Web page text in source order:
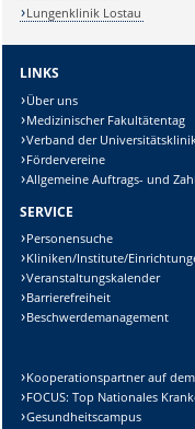
Lungenklinik Lostau
LINKS
Über uns
Medizinischer Fakultätentag
Verband der
Fördervereine
Allgemeine Auftrags- und
SERVICE
Personensuche
Kliniken/Institute/
Veranstaltungskalender
Barrierefreiheit
Beschwerdemanagement
Kooperationspartner auf
FOCUS: Top Nationales
Gesundheitscampus